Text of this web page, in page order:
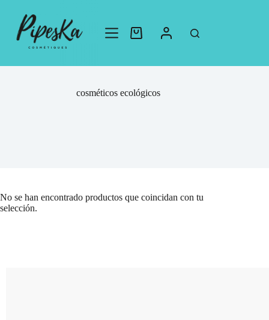
cosméticos ecológicos
No se han encontrado productos que coincidan con tu
selección.